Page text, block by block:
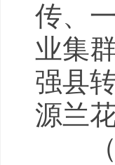
传、
业集
强县
源兰
（